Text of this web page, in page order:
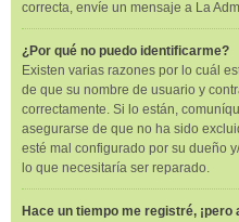
correcta, envíe un mensaje a La
¿Por qué no puedo identificarme?
Existen varias razones por lo cuál
de que su nombre de usuario y
correctamente. Si lo están,
asegurarse de que no ha sido
esté mal configurado por su dueño
lo que necesitaría ser reparado.
Hace un tiempo me registré,